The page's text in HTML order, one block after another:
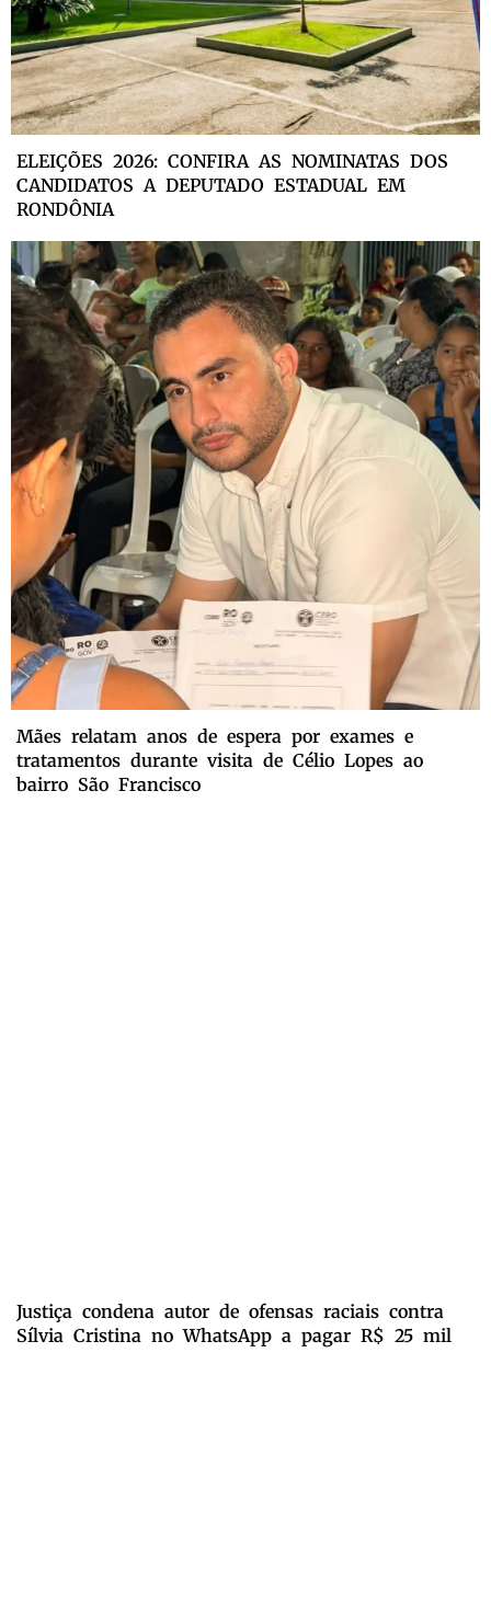
ELEIÇÕES 2026: CONFIRA AS NOMINATAS DOS
CANDIDATOS A DEPUTADO ESTADUAL EM
RONDÔNIA
Mães relatam anos de espera por exames e
tratamentos durante visita de Célio Lopes ao
bairro São Francisco
Justiça condena autor de ofensas raciais contra
Sílvia Cristina no WhatsApp a pagar R$ 25 mil